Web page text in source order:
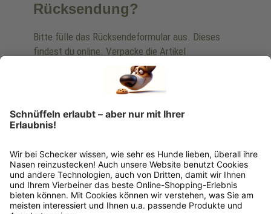
Rücksendung?
Bitte fülle das Rücksendeformular aus. Dieses
findest du online. Verpacke die Artikel
anschließend sicher und klebe das
Rücksendeetikett auf das Paket. Dieses kannst du
dir in deinem Kundenkonto anfordern. Hast du als
Gast bestellt, schreibe uns eine Email an
verkauf@schecker.de oder rufe zu unseren
Rücksendeetikett zukommen.